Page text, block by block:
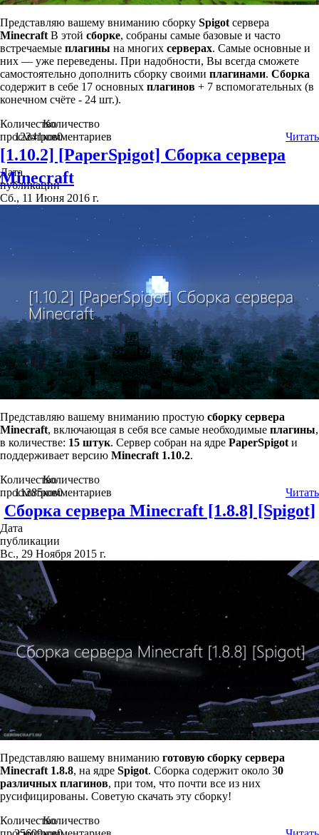
Представляю вашему вниманию сборку Spigotсервера
MinecraftВ этой сборке, собраны самые базовые и часто
встречаемые плагины на многих серверах. Самые основные и
них — уже переведены. При надобности, Вы всегда сможете
самостоятельно дополнить сборку своими плагинами. Сборка
содержит в себе 17 основных плагинов + 7 вспомогательных (в
конечном счёте - 24 шт.).
Количество
просмотров
12241
Количество
комментариев
0 Читать
[1.10.2] [PaperSpigot] Сборка сервера
Minecraft
Дата
публикации
Сб., 11 Июня 2016 г.
Представляю вашему вниманию простую сборку сервера
Minecraft, включающая в себя все самые необходимые плагины,
в количестве: 15 штук. Сервер собран на ядре PaperSpigotи
поддерживает версию Minecraft 1.10.2.
Количество
просмотров
11285
Количество
комментариев
0 Читать
Сборка сервера Minecraft [1.8.8] [Spigot]
Дата
публикации
Вс., 29 Ноября 2015 г.
Представляю вашему вниманию готовую сборку сервера
Minecraft 1.8.8, на ядре Spigot. Сборка содержит около 30
различных плагинов, при том, что почти все из них
русифицированы. Советую скачать эту сборку!
КоличествоКоличество